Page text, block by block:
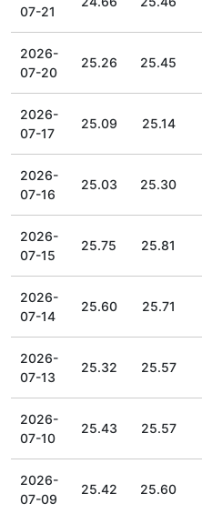
07-21
2026-
07-20
25.26 25.45
2026-
07-17
25.09 25.14
2026-
07-16
25.03 25.30
2026-
07-15
25.75 25.81
2026-
07-14
25.60 25.71
2026-
07-13
25.32 25.57
2026-
07-10
25.43 25.57
2026-
07-09
25.42 25.60